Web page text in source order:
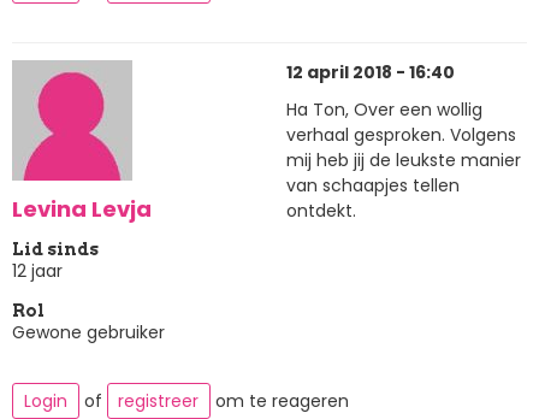
Levina Levja
Lid sinds
12 jaar
Rol
Gewone gebruiker
12 april 2018 - 16:40
Ha Ton, Over een wollig
verhaal gesproken. Volgens
mij heb jij de leukste manier
van schaapjes tellen
ontdekt.
Login of registreer om te reageren